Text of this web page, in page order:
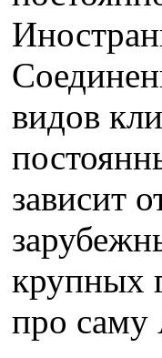
видов
зависит
крупных
про саму